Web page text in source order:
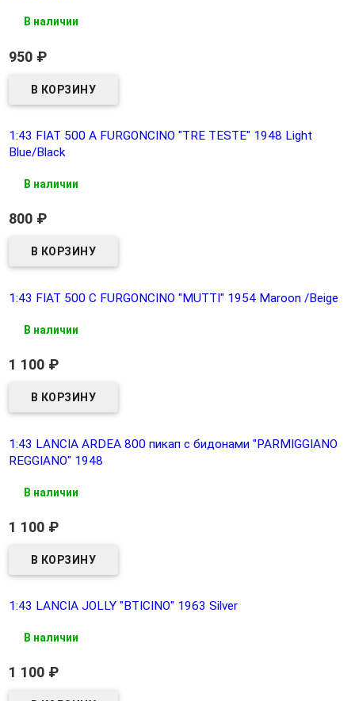
В наличии
950 ₽
1:43 FIAT 500 A FURGONCINO "TRE TESTE" 1948 Light
Blue/Black
В наличии
800 ₽
1:43 FIAT 500 C FURGONCINO "MUTTI" 1954 Maroon /Beige
В наличии
1 100 ₽
1:43 LANCIA ARDEA 800 пикап с бидонами "PARMIGGIANO
REGGIANO" 1948
В наличии
1 100 ₽
1:43 LANCIA JOLLY "BTICINO" 1963 Silver
В наличии
1 100 ₽